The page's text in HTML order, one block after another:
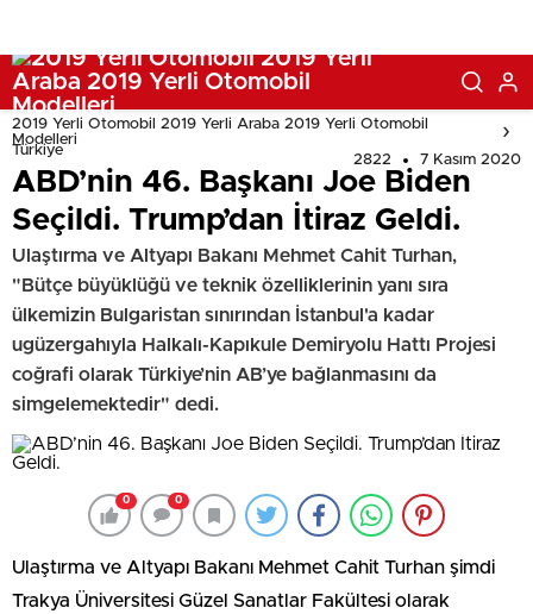
2019 Yerli Otomobil 2019 Yerli Araba 2019 Yerli Otomobil
Modelleri
Türkiye
2822 7 Kasım 2020
ABD’nin 46. Başkanı Joe Biden
Seçildi. Trump’dan İtiraz Geldi.
Ulaştırma ve Altyapı Bakanı Mehmet Cahit Turhan,
"Bütçe büyüklüğü ve teknik özelliklerinin yanı sıra
ülkemizin Bulgaristan sınırından İstanbul'a kadar
ugüzergahıyla Halkalı-Kapıkule Demiryolu Hattı Projesi
coğrafi olarak Türkiye’nin AB’ye bağlanmasını da
simgelemektedir" dedi.
0 0
Ulaştırma ve Altyapı Bakanı Mehmet Cahit Turhan şimdi
Trakya Üniversitesi Güzel Sanatlar Fakültesi olarak